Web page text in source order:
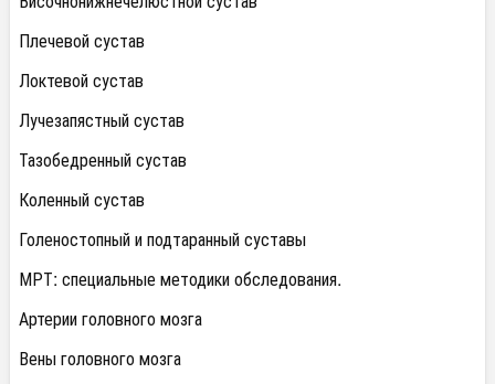
Плечевой сустав
Локтевой сустав
Лучезапястный сустав
Тазобедренный сустав
Коленный сустав
Голеностопный и подтаранный суставы
МРТ: специальные методики обследования.
Артерии головного мозга
Вены головного мозга